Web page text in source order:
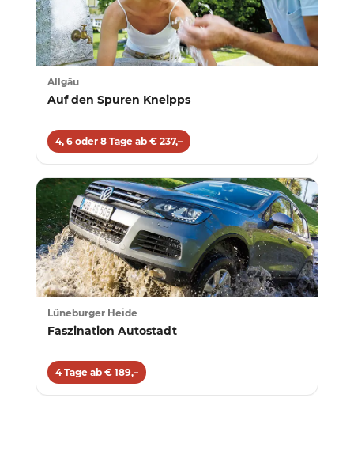
Allgäu
Auf den Spuren Kneipps
4, 6 oder 8 Tage ab € 237,–
Lüneburger Heide
Faszination Autostadt
4 Tage ab € 189,–